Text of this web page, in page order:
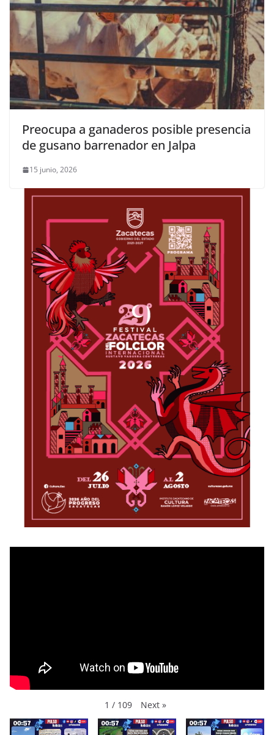
Preocupa a ganaderos posible presencia
de gusano barrenador en Jalpa
15 junio, 2026
1 / 109 Next »